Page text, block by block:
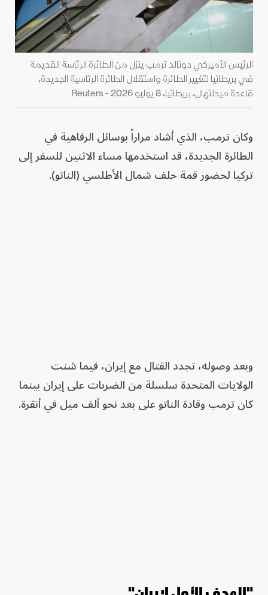
الرئيس الأميركي دونالد ترمب ينزل من الطائرة الرئاسة القديمة
في بريطانيا لتغيير الطائرة واستقلال الطائرة الرئاسية الجديدة،
قاعدة ميدلنهال، بريطانيا، 8 يوليو 2026 - Reuters
وكان ترمب، الذي أشاد مراراً بوسائل الرفاهية في
الطائرة الجديدة، قد استخدمها مساء الاثنين للسفر إلى
تركيا لحضور قمة حلف شمال الأطلسي (الناتو).
وبعد وصوله، تجدد القتال مع إيران، فيما شنت
الولايات المتحدة سلسلة من الضربات على إيران بينما
كان ترمب وقادة الناتو على بعد نحو ألف ميل في أنقرة.